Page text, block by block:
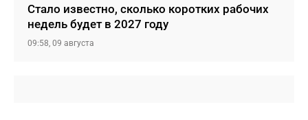
Стало известно, сколько коротких рабочих
недель будет в 2027 году
09:58, 09 августа